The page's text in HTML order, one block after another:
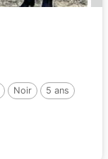
Noir
5 ans